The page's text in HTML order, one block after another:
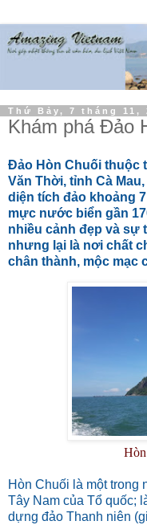
Thứ Bảy, 7 tháng 11,
Khám phá Đảo
Đảo Hòn Chuối thuộc
Văn Thời, tỉnh Cà
diện tích đảo khoảng
mực nước biển gần
nhiều cảnh đẹp và
nhưng lại là nơi chất
chân thành, mộc mạc
Hòn Chuối là một trong
Tây Nam của Tổ quốc;
dựng đảo Thanh niên